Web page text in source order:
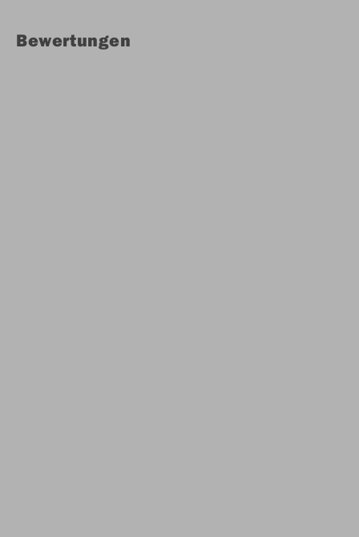
Bewertungen